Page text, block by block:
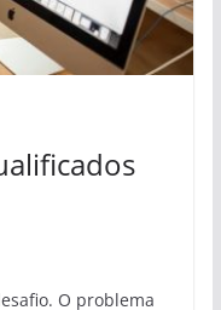
O problema